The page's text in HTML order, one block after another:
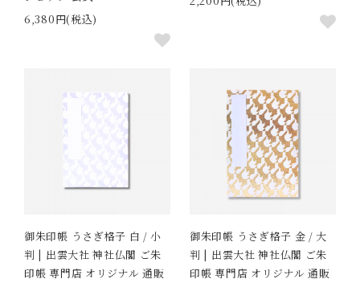
6,380円(税込)
御朱印帳 うさぎ格子 白 / 小
判 | 出雲大社 神社仏閣 ご朱
印帳 専門店 オリジナル 通販
御朱印帳 うさぎ格子 金 / 大
判 | 出雲大社 神社仏閣 ご朱
印帳 専門店 オリジナル 通販